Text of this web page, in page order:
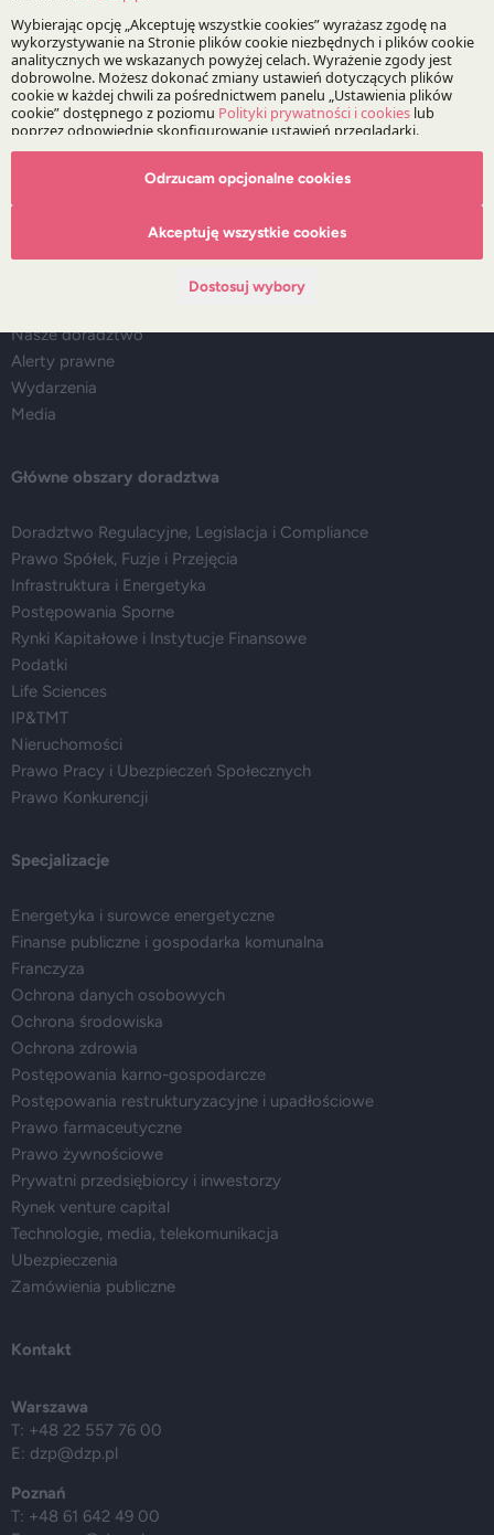
Bądź na bieżąco z DZP
Zapisz
Nasze doradztwo
Alerty prawne
Wydarzenia
Media
Główne obszary doradztwa
Doradztwo Regulacyjne, Legislacja i Compliance
Prawo Spółek, Fuzje i Przejęcia
Infrastruktura i Energetyka
Postępowania Sporne
Rynki Kapitałowe i Instytucje Finansowe
Podatki
Life Sciences
IP&TMT
Nieruchomości
Prawo Pracy i Ubezpieczeń Społecznych
Prawo Konkurencji
Specjalizacje
Energetyka i surowce energetyczne
Finanse publiczne i gospodarka komunalna
Franczyza
Ochrona danych osobowych
Ochrona środowiska
Ochrona zdrowia
Postępowania karno-gospodarcze
Postępowania restrukturyzacyjne i upadłościowe
Prawo farmaceutyczne
Prawo żywnościowe
Prywatni przedsiębiorcy i inwestorzy
Rynek venture capital
Technologie, media, telekomunikacja
Ubezpieczenia
Zamówienia publiczne
Kontakt
Warszawa
T: +48 22 557 76 00
E: dzp@dzp.pl
Poznań
T: +48 61 642 49 00
Odrzucam opcjonalne cookies
Akceptuję wszystkie cookies
Dostosuj wybory